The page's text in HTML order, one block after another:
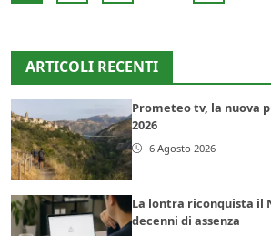
ARTICOLI RECENTI
Prometeo tv, la nuova
2026
6 Agosto 2026
La lontra riconquista il
decenni di assenza